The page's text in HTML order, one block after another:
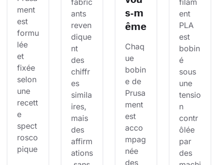
ment
est
formu
lée
et
fixée
selon
une
recett
e
spect
rosco
pique
fabric
ants
reven
dique
nt
des
chiffr
es
simila
ires,
mais
des
affirm
ations
s‑m
ême
Chaq
ue
bobin
e de
Prusa
ment
est
acco
mpag
née
des
filam
ent
PLA
est
bobin
é
sous
une
tensio
n
contr
ôlée
par
des